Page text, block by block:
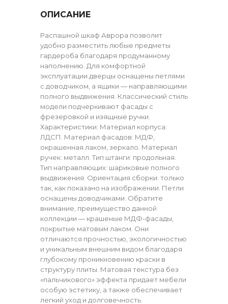
ОПИСАНИЕ
Распашной шкаф Аврора позволит
удобно разместить любые предметы
гардероба благодаря продуманному
наполнению. Для комфортной
эксплуатации дверцы оснащены петлями
с доводчиком, а ящики — направляющими
полного выдвижения. Классический стиль
модели подчеркивают фасады с
фрезеровкой и изящные ручки.
Характеристики: Материал корпуса:
ЛДСП. Материал фасадов: МДФ,
окрашенная лаком, зеркало. Материал
ручек: металл. Тип штанги: продольная.
Тип направляющих: шариковые полного
выдвижения. Ориентация сборки: только
так, как показано на изображении. Петли
оснащены доводчиками. Обратите
внимание, преимущество данной
коллекции — крашеные МДФ-фасады,
покрытые матовым лаком. Они
отличаются прочностью, экологичностью
и уникальным внешним видом благодаря
глубокому проникновению краски в
структуру плиты. Матовая текстура без
«пальчикового» эффекта придает мебели
особую эстетику, а также обеспечивает
легкий уход и долговечность.